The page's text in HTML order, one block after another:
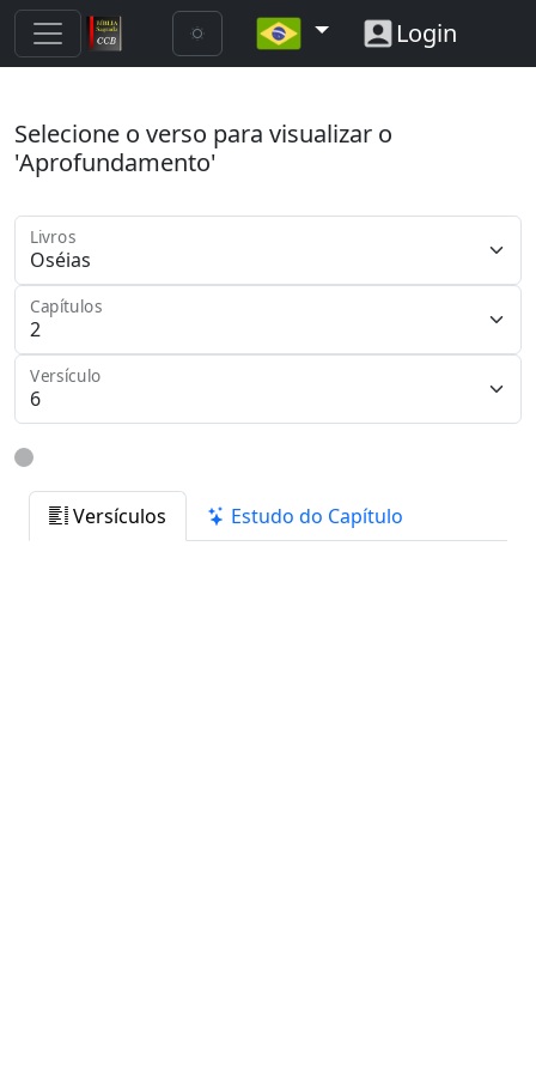
Login
Selecione o verso para visualizar o
'Aprofundamento'
Livros
Capítulos
Versículo
Versículos Estudo do Capítulo